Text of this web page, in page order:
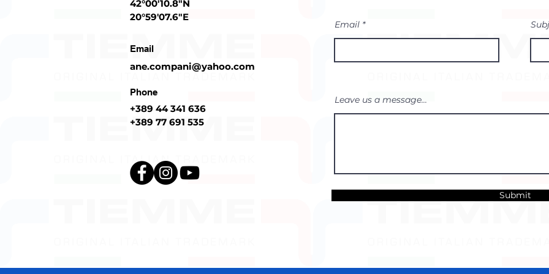
42°00'10.8"N
20°59'07.6"E
Email
ane.compani@yahoo.com
Phone
+389 44 341 636
+389 77 691 535
Email
Leave us a message...
Submit